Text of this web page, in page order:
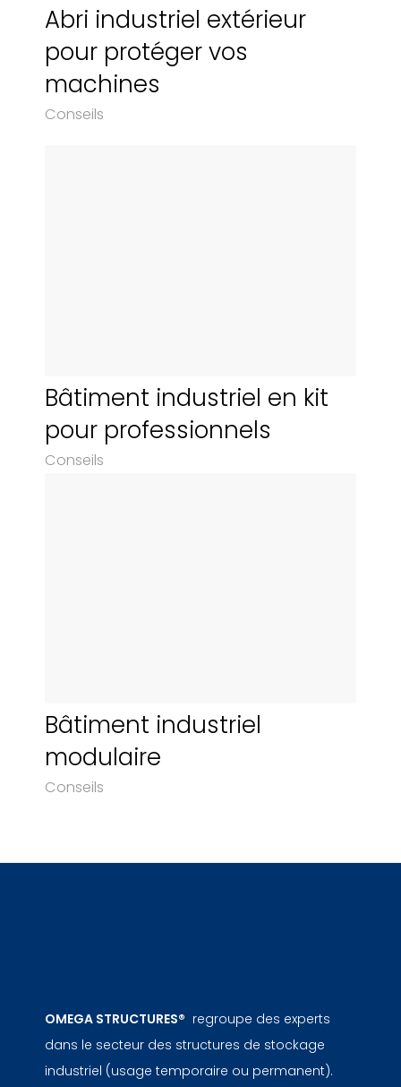
Abri industriel extérieur
pour protéger vos
machines
Conseils
Bâtiment industriel en kit
pour professionnels
Conseils
Bâtiment industriel
modulaire
Conseils
OMEGA STRUCTURES® regroupe des experts
dans le secteur des structures de stockage
industriel (usage temporaire ou permanent).